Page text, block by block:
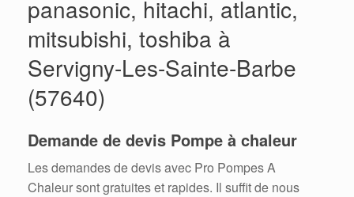
panasonic, hitachi, atlantic,
mitsubishi, toshiba à
Servigny-Les-Sainte-Barbe
(57640)
Demande de devis Pompe à chaleur
Les demandes de devis avec Pro Pompes A
Chaleur sont gratuites et rapides. Il suffit de nous